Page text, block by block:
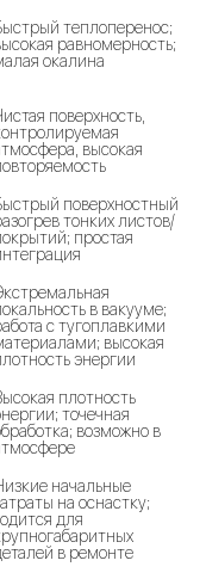
теплоперенос;
равномерность;
окалина
поверхность,
высокая
поверхностный
тонких листов/
простая
в вакууме;
с тугоплавкими
высокая
энергии
плотность
точечная
возможно в
начальные
на оснастку;
для
в ремонте